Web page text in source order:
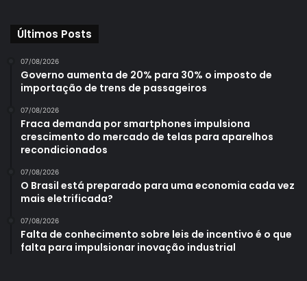
Últimos Posts
07/08/2026
Governo aumenta de 20% para 30% o imposto de
importação de trens de passageiros
07/08/2026
Fraca demanda por smartphones impulsiona
crescimento do mercado de telas para aparelhos
recondicionados
07/08/2026
O Brasil está preparado para uma economia cada vez
mais eletrificada?
07/08/2026
Falta de conhecimento sobre leis de incentivo é o que
falta para impulsionar inovação industrial